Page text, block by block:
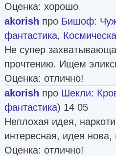
Оценка: хорошо
akorish про Бишоф:
фантастика,
Не супер
прочтению. Ищем
Оценка: отлично!
akorish про Шекли:
фантастика) 14 05
Неплохая идея,
интересная, идея
Оценка: отлично!